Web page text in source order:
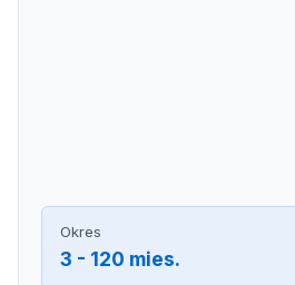
Okres
3 - 120 mies.